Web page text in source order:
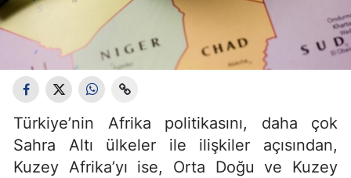
Türkiye’nin Afrika politikasını, daha çok
Sahra Altı ülkeler ile ilişkiler açısından,
Kuzey Afrika’yı ise, Orta Doğu ve Kuzey